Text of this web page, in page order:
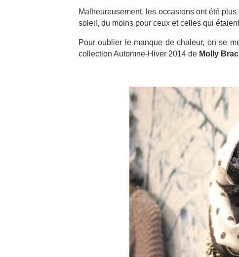
Malheureusement, les occasions ont été
soleil, du moins pour ceux et celles qui
Pour oublier le manque de chaleur, on se
collection Automne-Hiver 2014 de Molly